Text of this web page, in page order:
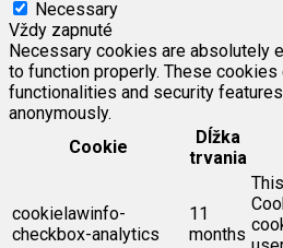
Necessary
Vždy zapnuté
Necessary cookies are absolutely
to function properly. These cookies
functionalities and security
anonymously.
Cookie
Dĺžka
trvania
cookielawinfo-
checkbox-analytics
11
months